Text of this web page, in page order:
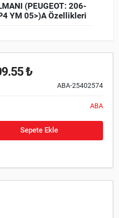
(PEUGEOT: 206-
YM 05>)A Özellikleri
₺
ABA-25402574
ABA
Sepete Ekle